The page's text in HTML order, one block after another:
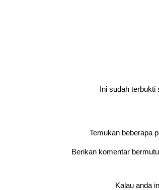
Ini sudah terbukti
Temukan beberapa
Berikan komentar
Kalau anda